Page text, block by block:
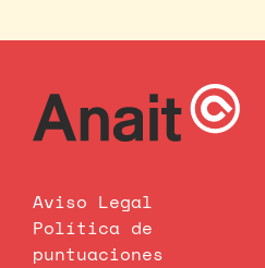
Aviso Legal
Política de
puntuaciones